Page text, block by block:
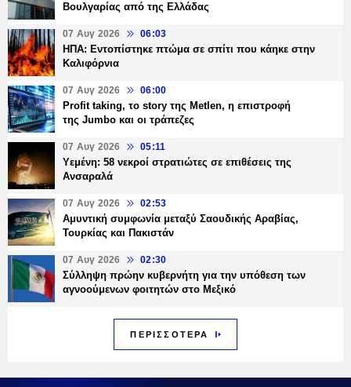
Βουλγαρίας από της Ελλάδας
07 Αυγ 2026 06:03
ΗΠΑ: Εντοπίστηκε πτώμα σε σπίτι που κάηκε στην
Καλιφόρνια
07 Αυγ 2026 06:00
Profit taking, το story της Metlen, η επιστροφή
της Jumbo και οι τράπεζες
07 Αυγ 2026 05:11
Υεμένη: 58 νεκροί στρατιώτες σε επιθέσεις της
Ανσαραλά
07 Αυγ 2026 02:53
Αμυντική συμφωνία μεταξύ Σαουδικής Αραβίας,
Τουρκίας και Πακιστάν
07 Αυγ 2026 02:30
Σύλληψη πρώην κυβερνήτη για την υπόθεση των
αγνοούμενων φοιτητών στο Μεξικό
ΠΕΡΙΣΣΟΤΕΡΑ